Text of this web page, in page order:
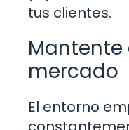
tus clientes.
mercado
El entorno